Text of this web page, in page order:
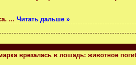
... Читать дальше »
врезалась в лошадь: животное